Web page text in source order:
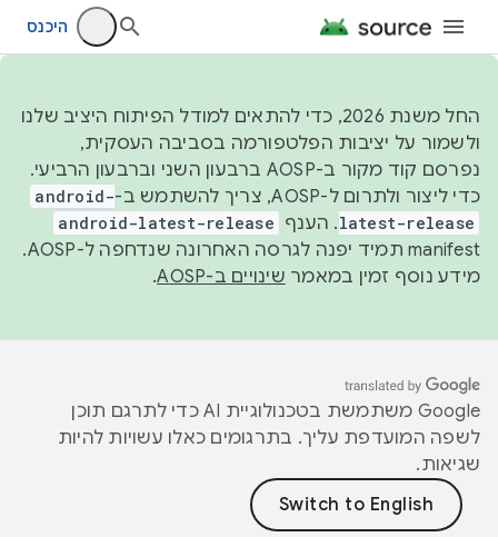
היכנס
החל משנת 2026, כדי להתאים למודל הפיתוח היציב שלנו
ולשמור על יציבות הפלטפורמה בסביבה העסקית,
נפרסם קוד מקור ב-AOSP ברבעון השני וברבעון הרביעי.
כדי ליצור ולתרום ל-AOSP, צריך להשתמש ב-
android-
latest-release. הענף android-latest-release
manifest תמיד יפנה לגרסה האחרונה שנדחפה ל-AOSP.
מידע נוסף זמין במאמר שינויים ב-AOSP .
‫Google משתמשת בטכנולוגיית AI כדי לתרגם תוכן
לשפה המועדפת עליך. בתרגומים כאלו עשויות להיות
שגיאות.